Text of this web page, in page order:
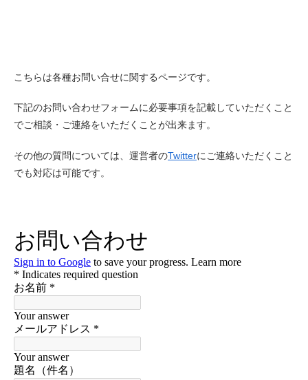
こちらは各種お問い合せに関するページです。
下記のお問い合わせフォームに必要事項を記載していただくこと
でご相談・ご連絡をいただくことが出来ます。
その他の質問については、運営者のTwitterにご連絡いただくこと
でも対応は可能です。